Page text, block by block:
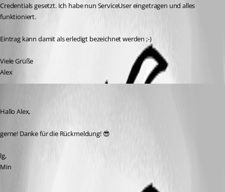
Credentials gesetzt. Ich habe nun ServiceUser eingetragen und alles
funktioniert.
Eintrag kann damit als erledigt bezeichnet werden ;-)
Viele Grüße
Alex
Hallo Alex,
gerne! Danke für die Rückmeldung! 😎
lg,
Min